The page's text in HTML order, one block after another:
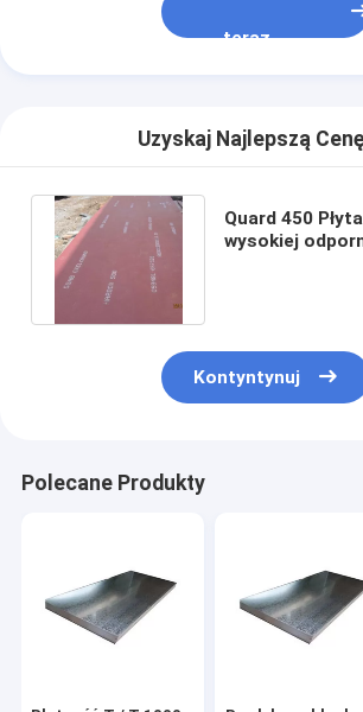
teraz
Uzyskaj Najlepszą
Quard 450
wysokiej
Kontyntynuj
Polecane Produkty